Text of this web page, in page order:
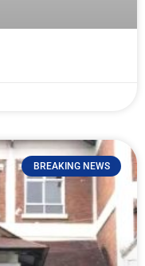
BREAKING NEWS